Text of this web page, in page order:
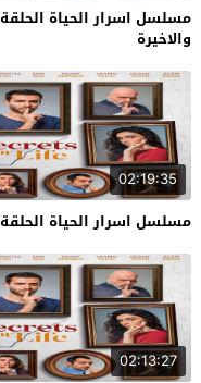
والاخيرة
02:19:35
مسلسل اسرار الحياة الحلقة 8
02:13:27